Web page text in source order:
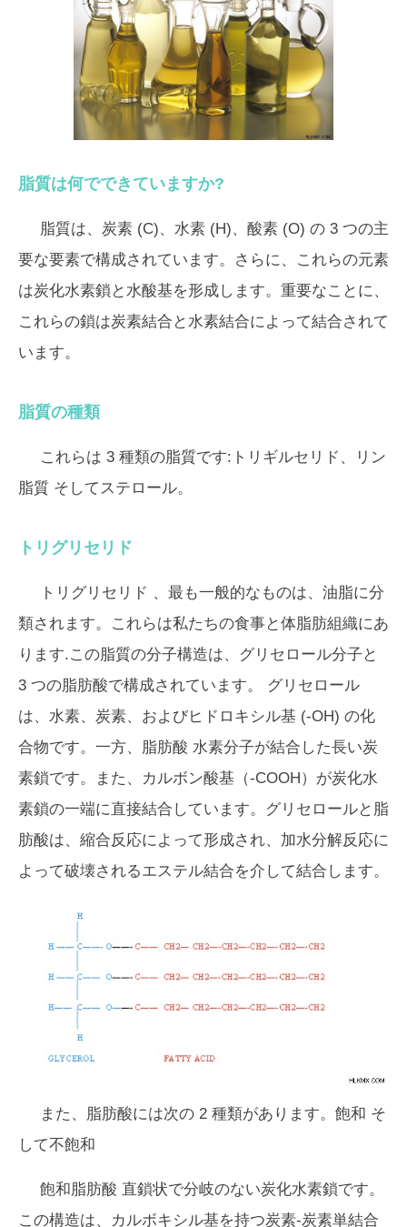
脂質は何でできていますか?
脂質は、炭素 (C)、水素 (H)、酸素 (O) の 3 つの主
要な要素で構成されています。さらに、これらの元素
は炭化水素鎖と水酸基を形成します。重要なことに、
これらの鎖は炭素結合と水素結合によって結合されて
います。
脂質の種類
これらは 3 種類の脂質です: トリギルセリド、リン
脂質 そしてステロール。
トリグリセリド
トリグリセリド 、最も一般的なものは、油脂に分
類されます。これらは私たちの食事と体脂肪組織にあ
ります.この脂質の分子構造は、グリセロール分子と
3 つの脂肪酸で構成されています。
グリセロール
は、水素、炭素、およびヒドロキシル基 (-OH) の化
合物です。一方、 脂肪酸 水素分子が結合した長い炭
素鎖です。また、カルボン酸基（-COOH）が炭化水
素鎖の一端に直接結合しています。グリセロールと脂
肪酸は、縮合反応によって形成され、加水分解反応に
よって破壊されるエステル結合を介して結合します。
また、脂肪酸には次の 2 種類があります。 飽和 そ
して不飽和
飽和脂肪酸 直鎖状で分岐のない炭化水素鎖です。
この構造は、カルボキシル基を持つ炭素-炭素単結合